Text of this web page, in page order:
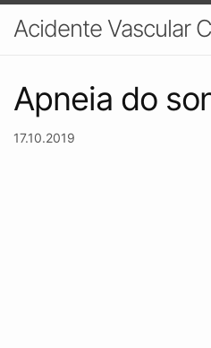
Acidente Vascular
Apneia do
17.10.2019